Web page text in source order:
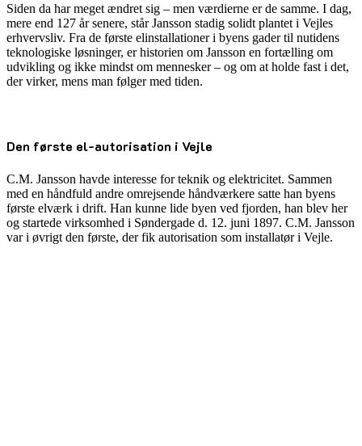
Siden da har meget ændret sig – men værdierne er de samme. I dag,
mere end 127 år senere, står Jansson stadig solidt plantet i Vejles
erhvervsliv. Fra de første elinstallationer i byens gader til nutidens
teknologiske løsninger, er historien om Jansson en fortælling om
udvikling og ikke mindst om mennesker – og om at holde fast i det,
der virker, mens man følger med tiden.
Den første el-autorisation i Vejle
C.M. Jansson havde interesse for teknik og elektricitet. Sammen
med en håndfuld andre omrejsende håndværkere satte han byens
første elværk i drift. Han kunne lide byen ved fjorden, han blev her
og startede virksomhed i Søndergade d. 12. juni 1897. C.M. Jansson
var i øvrigt den første, der fik autorisation som installatør i Vejle.